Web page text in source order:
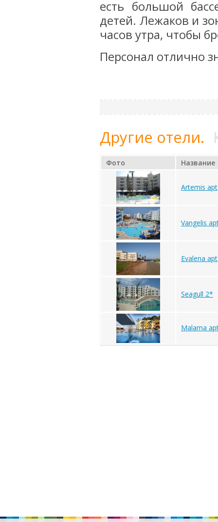
есть большой
детей. Лежаков и
часов утра, чтобы
Персонал отлично
Другие отели.
Фото Название
Artemis apt
Vangelis
Evalena apt
Seagull 2*
Malama